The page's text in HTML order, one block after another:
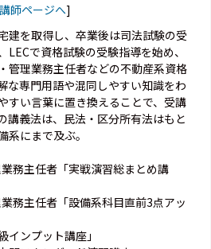
師ページへ]
建を取得し、卒業後は司法試験の受
で資格試験の受験指導を始め、
管理業務主任者などの不動産系資格
な専門用語や混同しやすい知識をわ
すい言葉に置き換えることで、受講
講義法は、民法・区分所有法はもと
系にまで及ぶ。
務主任者「実戦演習総まとめ講
務主任者「設備系科目直前3点アッ
インプット講座」